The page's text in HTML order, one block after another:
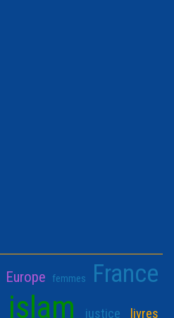
Europe femmes France
islam justice livres